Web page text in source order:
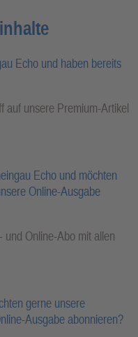
Echo und haben bereits
auf unsere Premium-Artikel
Echo und möchten
Online-Ausgabe
Online-Abo mit allen
gerne unsere
Ausgabe abonnieren?